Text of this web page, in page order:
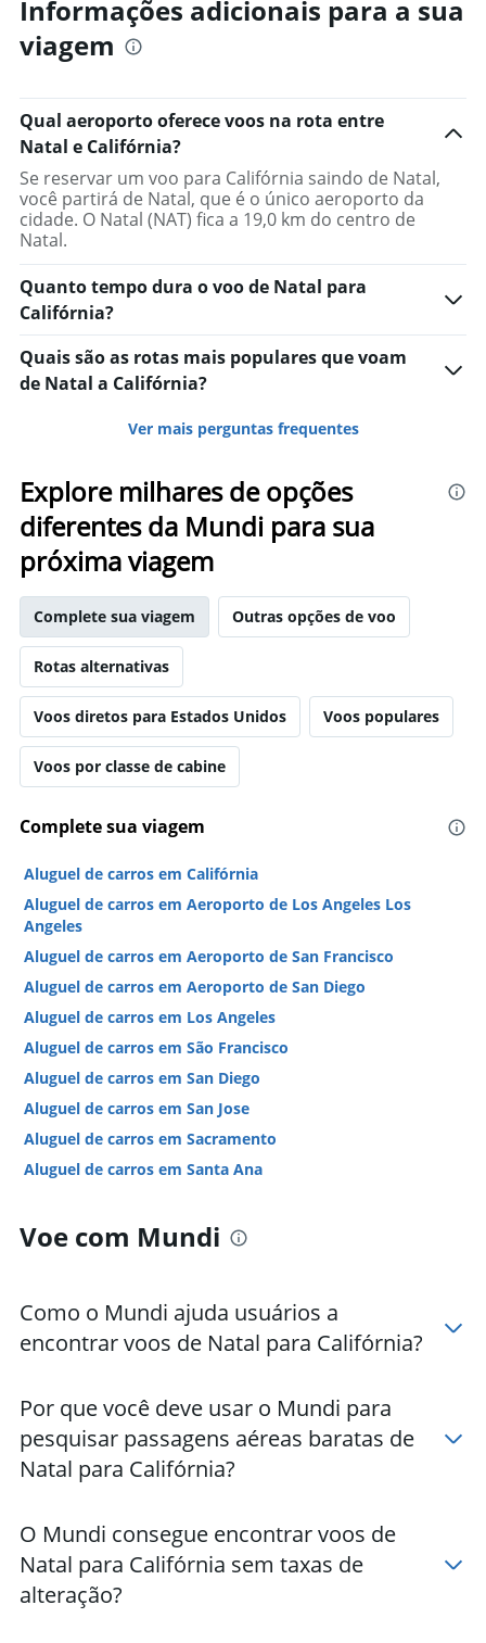
Informações adicionais para a sua
viagem
Qual aeroporto oferece voos na rota entre
Natal e Califórnia?
Se reservar um voo para Califórnia saindo de Natal,
você partirá de Natal, que é o único aeroporto da
cidade. O Natal (NAT) fica a 19,0 km do centro de
Natal.
Quanto tempo dura o voo de Natal para
Califórnia?
Quais são as rotas mais populares que voam
de Natal a Califórnia?
Ver mais perguntas frequentes
Explore milhares de opções
diferentes da Mundi para sua
próxima viagem
Complete sua viagem Outras opções de voo
Rotas alternativas
Voos diretos para Estados Unidos Voos populares
Voos por classe de cabine
Complete sua viagem
Aluguel de carros em Califórnia
Aluguel de carros em Aeroporto de Los Angeles Los
Angeles
Aluguel de carros em Aeroporto de San Francisco
Aluguel de carros em Aeroporto de San Diego
Aluguel de carros em Los Angeles
Aluguel de carros em São Francisco
Aluguel de carros em San Diego
Aluguel de carros em San Jose
Aluguel de carros em Sacramento
Aluguel de carros em Santa Ana
Aluguel de carros em Ontário
Hotéis em Los Angeles
Hotéis em Anaheim
Hotéis em South Lake Tahoe
Hotéis em Palm Springs
Hotéis em Santa Barbara
Hotéis em Pismo Beach
Hotéis em Santa Cruz
Hotéis em Long Beach
Voe com Mundi
Como o Mundi ajuda usuários a
encontrar voos de Natal para Califórnia?
Por que você deve usar o Mundi para
pesquisar passagens aéreas baratas de
Natal para Califórnia?
O Mundi consegue encontrar voos de
Natal para Califórnia sem taxas de
alteração?